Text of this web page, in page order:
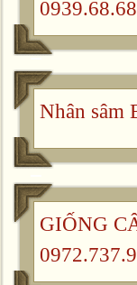
Nhân sâm
GIỐNG